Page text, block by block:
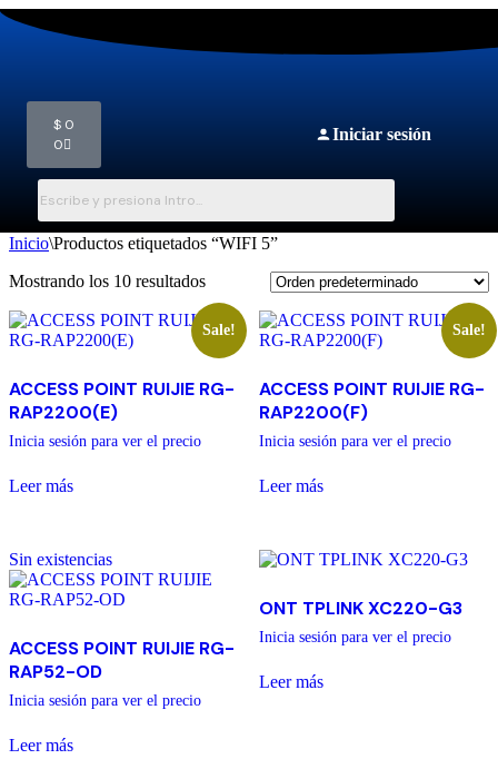
$ 0
0
Iniciar sesión
Inicio\Productos etiquetados “WIFI 5”
Mostrando los 10 resultados
Sale!
ACCESS POINT RUIJIE RG-
RAP2200(E)
Inicia sesión para ver el precio
Leer más
Sale!
ACCESS POINT RUIJIE RG-
RAP2200(F)
Inicia sesión para ver el precio
Leer más
Sin existencias
ACCESS POINT RUIJIE RG-
RAP52-OD
Inicia sesión para ver el precio
Leer más
ONT TPLINK XC220-G3
Inicia sesión para ver el precio
Leer más